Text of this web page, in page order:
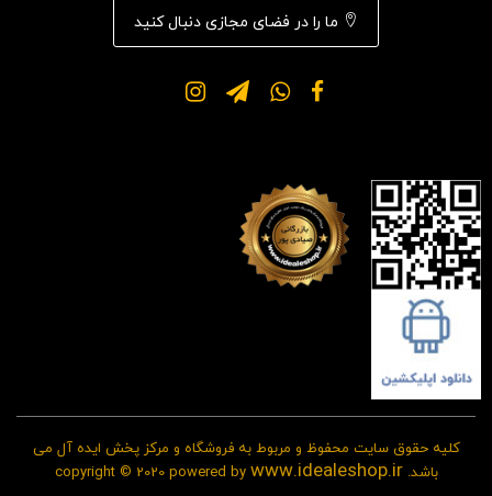
ما را در فضای مجازی دنبال کنید
کلیه حقوق سایت محفوظ و مربوط به فروشگاه و مرکز پخش ایده آل می
باشد. copyright © 2020 powered bywww.idealeshop.ir